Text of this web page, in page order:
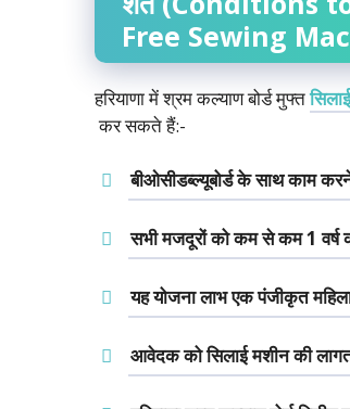
Free Sewing
हरियाणा में श्रम कल्याण बोर्ड मुफ्त
कर सकते हैं:-
बीओसीडब्ल्यूबोर्ड के साथ काम
सभी मजदूरों को कम से कम 1 वर्ष
यह योजना लाभ एक पंजीकृत
आवेदक को सिलाई मशीन की